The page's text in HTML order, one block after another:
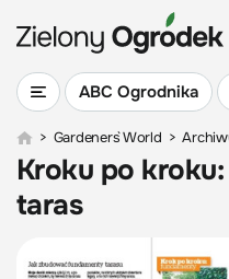
ABC Ogrodnika
> Gardeners` World >
Kroku po
taras